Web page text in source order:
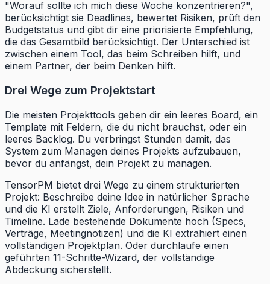
"Worauf sollte ich mich diese Woche konzentrieren?",
berücksichtigt sie Deadlines, bewertet Risiken, prüft den
Budgetstatus und gibt dir eine priorisierte Empfehlung,
die das Gesamtbild berücksichtigt. Der Unterschied ist
zwischen einem Tool, das beim Schreiben hilft, und
einem Partner, der beim Denken hilft.
Drei Wege zum Projektstart
Die meisten Projekttools geben dir ein leeres Board, ein
Template mit Feldern, die du nicht brauchst, oder ein
leeres Backlog. Du verbringst Stunden damit, das
System zum Managen deines Projekts aufzubauen,
bevor du anfängst, dein Projekt zu managen.
TensorPM bietet drei Wege zu einem strukturierten
Projekt: Beschreibe deine Idee in natürlicher Sprache
und die KI erstellt Ziele, Anforderungen, Risiken und
Timeline. Lade bestehende Dokumente hoch (Specs,
Verträge, Meetingnotizen) und die KI extrahiert einen
vollständigen Projektplan. Oder durchlaufe einen
geführten 11-Schritte-Wizard, der vollständige
Abdeckung sicherstellt.